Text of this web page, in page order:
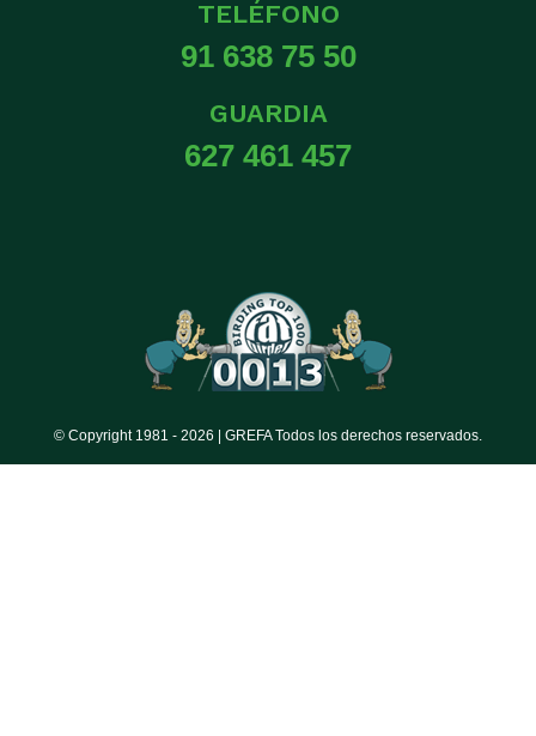
TELÉFONO
91 638 75 50
GUARDIA
627 461 457
© Copyright 1981 - 2026 | GREFA Todos los derechos reservados.